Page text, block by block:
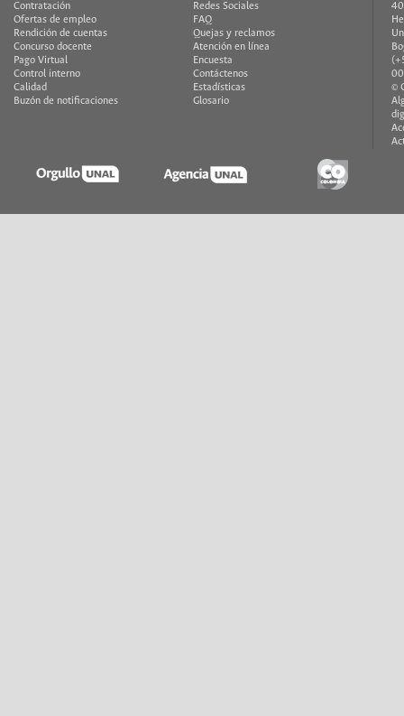
Contratación
Ofertas de empleo
Rendición de cuentas
Concurso docente
Pago Virtual
Control interno
Calidad
Buzón de notificaciones
Redes Sociales
FAQ
Quejas y reclamos
Atención en línea
Encuesta
Contáctenos
Estadísticas
Glosario
©